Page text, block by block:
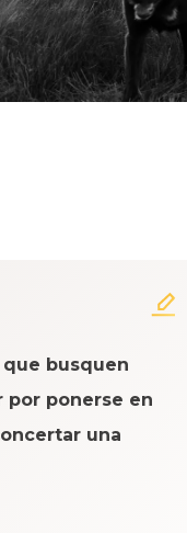
busquen
ponerse en
una